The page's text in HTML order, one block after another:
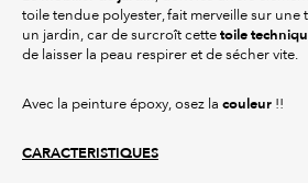
toile tendue polyester, fait merveille sur une
un jardin, car de surcroît cette toile
de laisser la peau respirer et de sécher vite.
Avec la peinture époxy, osez la couleur !!
CARACTERISTIQUES